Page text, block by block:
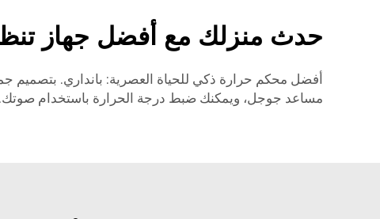
حدث منزلك مع أفضل جهاز
أفضل محكم حرارة ذكي للحياة العصرية: بانداري. بتصميم
مساعد جوجل، ويمكنك ضبط درجة الحرارة باستخدام صوتك.